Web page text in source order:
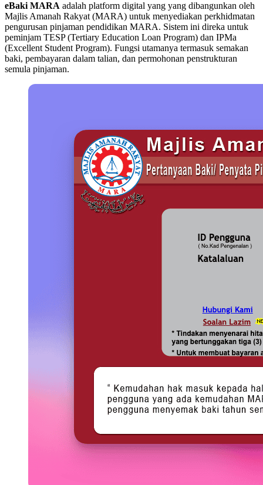
eBaki MARA adalah platform digital yang yang dibangunkan oleh
Majlis Amanah Rakyat (MARA) untuk menyediakan perkhidmatan
pengurusan pinjaman pendidikan MARA. Sistem ini direka untuk
peminjam TESP (Tertiary Education Loan Program) dan IPMa
(Excellent Student Program). Fungsi utamanya termasuk semakan
baki, pembayaran dalam talian, dan permohonan penstrukturan
semula pinjaman.